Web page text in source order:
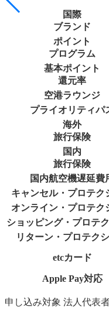
国際
ブランド
ポイント
プログラム
基本ポイント
還元率
空港ラウンジ
プライオリティパ
海外
旅行保険
国内
旅行保険
国内航空機遅延費
キャンセル・プロテク
オンライン・プロテク
ショッピング・プロテ
リターン・プロテク
etcカード
Apple Pay対応
申し込み対象 法人代表